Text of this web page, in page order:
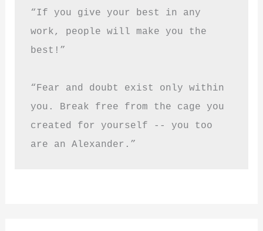
“If you give your best in any
work, people will make you the
best!”
“Fear and doubt exist only within
you. Break free from the cage you
created for yourself -- you too
are an Alexander.”